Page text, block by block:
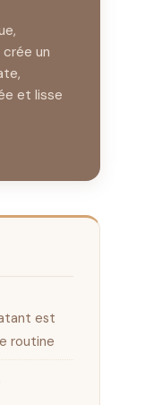
un
et lisse
est
routine